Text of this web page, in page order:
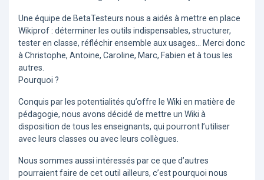
Une équipe de BetaTesteurs nous a aidés à mettre en place
Wikiprof : déterminer les outils indispensables, structurer,
tester en classe, réfléchir ensemble aux usages... Merci donc
à Christophe, Antoine, Caroline, Marc, Fabien et à tous les
autres.
Pourquoi ?
Conquis par les potentialités qu’offre le Wiki en matière de
pédagogie, nous avons décidé de mettre un Wiki à
disposition de tous les enseignants, qui pourront l’utiliser
avec leurs classes ou avec leurs collègues.
Nous sommes aussi intéressés par ce que d’autres
pourraient faire de cet outil ailleurs, c’est pourquoi nous